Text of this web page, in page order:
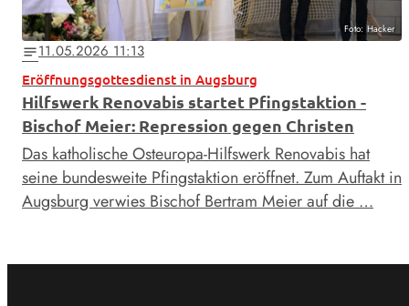
Foto: Hacker
notes11.05.2026 11:13
Eröffnungsgottesdienst in Augsburg
Hilfswerk Renovabis startet Pfingstaktion -
Bischof Meier: Repression gegen Christen
Das katholische Osteuropa-Hilfswerk Renovabis hat
seine bundesweite Pfingstaktion eröffnet. Zum Auftakt in
Augsburg verwies Bischof Bertram Meier auf die …